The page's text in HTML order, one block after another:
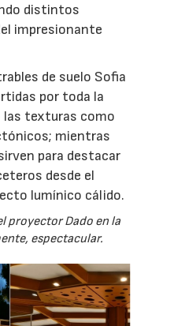
distintos
impresionante
de suelo Sofia
por toda la
texturas como
mientras
para destacar
desde el
lumínico cálido.
proyector Dado en la
espectacular.